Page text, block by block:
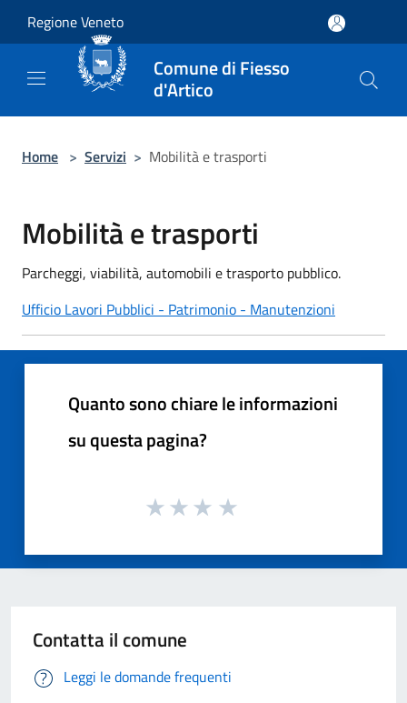
Regione Veneto
Comune di Fiesso
d'Artico
Home > Servizi > Mobilità e trasporti
Mobilità e trasporti
Parcheggi, viabilità, automobili e trasporto pubblico.
Ufficio Lavori Pubblici - Patrimonio - Manutenzioni
Quanto sono chiare le informazioni
su questa pagina?
Contatta il comune
Leggi le domande frequenti